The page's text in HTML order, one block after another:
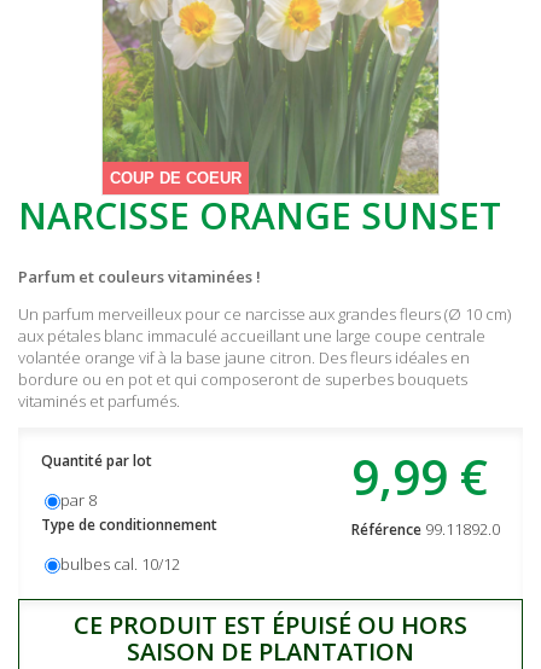
COUP DE COEUR
NARCISSE ORANGE SUNSET
Parfum et couleurs vitaminées !
Un parfum merveilleux pour ce narcisse aux grandes fleurs (Ø 10 cm)
aux pétales blanc immaculé accueillant une large coupe centrale
volantée orange vif à la base jaune citron. Des fleurs idéales en
bordure ou en pot et qui composeront de superbes bouquets
vitaminés et parfumés.
9,99 €
Référence 99.11892.0
Quantité par lot
par 8
Type de conditionnement
bulbes cal. 10/12
CE PRODUIT EST ÉPUISÉ OU HORS
SAISON DE PLANTATION